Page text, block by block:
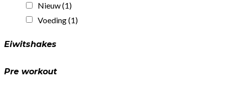
quantity
Nieuw(1)
Voeding(1)
Eiwitshakes
Pre workout